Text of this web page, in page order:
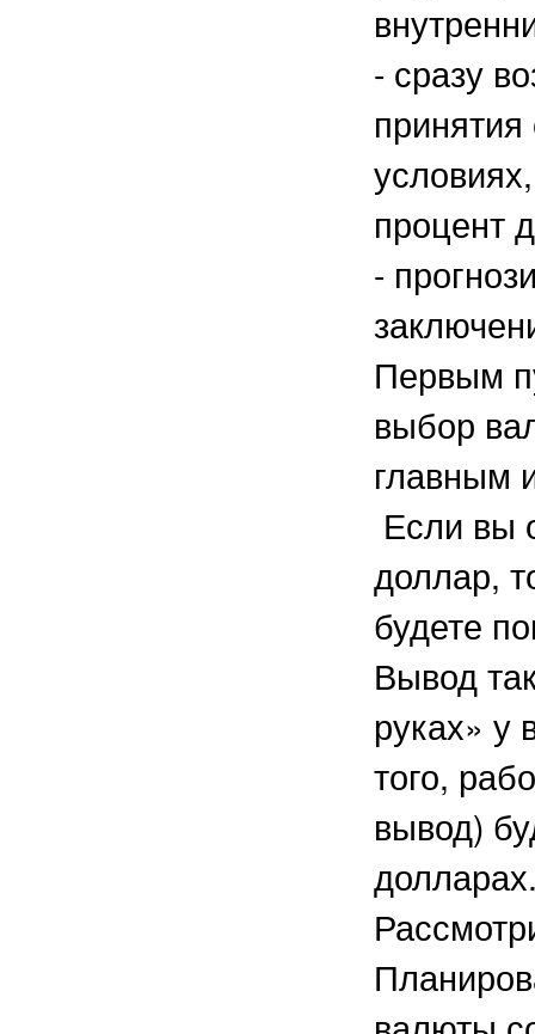
- сразу
процент
-
Первым
выбор
главным
Если вы
доллар,
будете
Вывод
руках» у
того,
вывод)